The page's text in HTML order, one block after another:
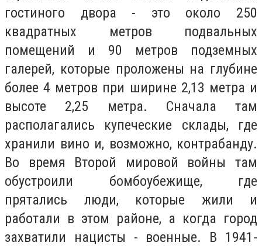
гостиного двора - это около 250
квадратных метров подвальных
помещений и 90 метров подземных
галерей, которые проложены на глубине
более 4 метров при ширине 2,13 метра и
высоте 2,25 метра. Сначала там
располагались купеческие склады, где
хранили вино и, возможно, контрабанду.
Во время Второй мировой войны там
обустроили бомбоубежище, где
прятались люди, которые жили и
работали в этом районе, а когда город
захватили нацисты - военные. В 1941-